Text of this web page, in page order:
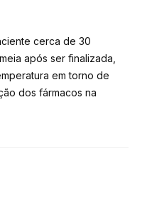
cerca de 30
após ser finalizada,
em torno de
dos fármacos na